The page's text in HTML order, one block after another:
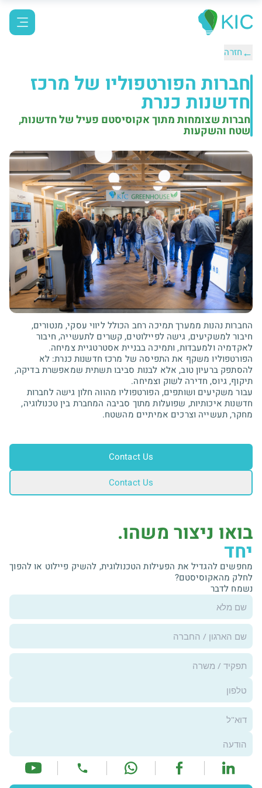
←חזרה
חברות הפורטפוליו של מרכז
חדשנות כנרת
חברות שצומחות מתוך אקוסיסטם פעיל של חדשנות,
שטח והשקעות
החברות נהנות ממערך תמיכה רחב הכולל ליווי עסקי, מנטורים,
חיבור למשקיעים, גישה לפיילוטים, קשרים לתעשייה, חיבור
הפורטפוליו משקף את התפיסה של מרכז חדשנות כנרת: לא
להסתפק ברעיון טוב, אלא לבנות סביבו תשתית שמאפשרת בדיקה,
עבור משקיעים ושותפים, הפורטפוליו מהווה חלון גישה לחברות
חדשנות איכותיות, שפועלות מתוך סביבה המחברת בין טכנולוגיה,
מחקר, תעשייה וצרכים אמיתיים מהשטח.
Contact Us
Contact Us
בואו ניצור משהו.
יחד
מחפשים להגדיל את הפעילות הטכנולוגית, להשיק פיילוט או להפוך
לחלק מהאקוסיסטם?
נשמח לדבר